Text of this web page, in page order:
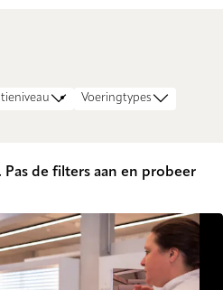
Voeringtypes
de filters aan en probeer